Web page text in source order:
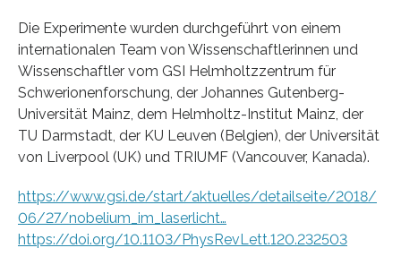
Die Experimente wurden durchgeführt von einem
internationalen Team von Wissenschaftlerinnen und
Wissenschaftler vom GSI Helmholtzzentrum für
Schwerionenforschung, der Johannes Gutenberg-
Universität Mainz, dem Helmholtz-Institut Mainz, der
TU Darmstadt, der KU Leuven (Belgien), der Universität
von Liverpool (UK) und TRIUMF (Vancouver, Kanada).
https://www.gsi.de/start/aktuelles/detailseite/2018/
06/27/nobelium_im_laserlicht…
https://doi.org/10.1103/PhysRevLett.120.232503